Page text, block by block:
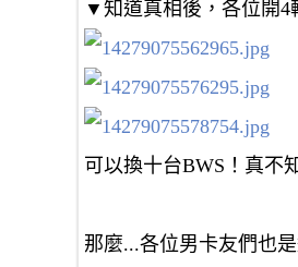
▼知道真相後，各位開4
可以換十台BWS！真不
那麼...各位男卡友們也